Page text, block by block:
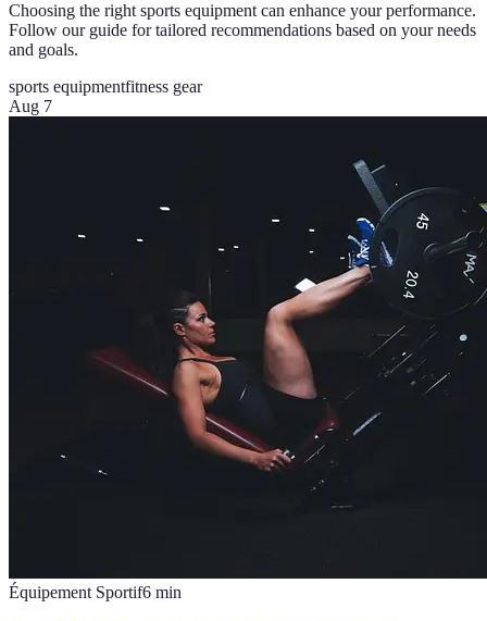
Choosing the right sports equipment can enhance your performance.
Follow our guide for tailored recommendations based on your needs
and goals.
sports equipmentfitness gear
Aug 7
Équipement Sportif6 min